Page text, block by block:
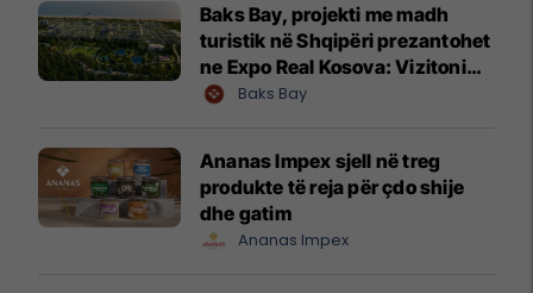
Baks Bay, projekti me madh
turistik në Shqipëri prezantohet
ne Expo Real Kosova: Vizitoni
shtandin dhe zbuloni
Baks Bay
Ananas Impex sjell në treg
produkte të reja për çdo shije
dhe gatim
Ananas Impex